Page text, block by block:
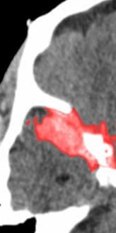
生腦損傷的那
學習模型，以減
過八千萬次 CT
Kuo 表
CT 掃描。」